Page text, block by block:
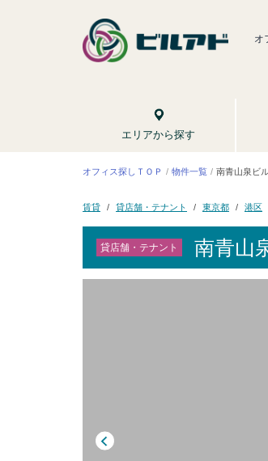
オ
エリアから探す
オフィス探しＴＯＰ 物件一覧 南青山泉ビ
賃貸 貸店舗・テナント 東京都 港区
貸店舗・テナント 南青山